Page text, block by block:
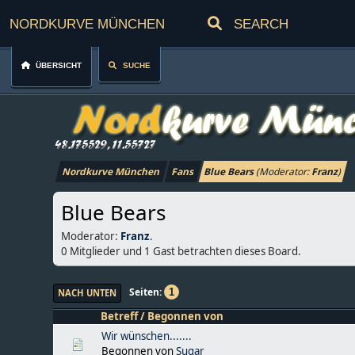
Nordkurve München
Übersicht Suche
Nordkurve München Fans Blue Bears(Moderator:Franz)
Blue Bears
Moderator: Franz.
0 Mitglieder und 1 Gast betrachten dieses Board.
NACH UNTEN Seiten 1
Betreff/ Begonnen von
Wir wünschen.......
Begonnen vonSugar